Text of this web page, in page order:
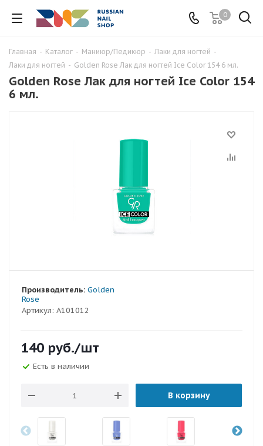
0
Главная - Каталог - Маниюр/Педикюр - Лаки для ногтей -
Лаки для ногтей - Golden Rose Лак для ногтей Ice Color 154 6 мл.
Golden Rose Лак для ногтей Ice Color 154
6 мл.
Артикул: A101012
Производитель: Golden
Rose
140 руб./шт
Есть в наличии
В корзину